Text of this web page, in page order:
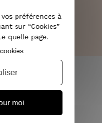
ET 3X SANS FRAIS
préférences à
sur “Cookies”
quelle page.
moi